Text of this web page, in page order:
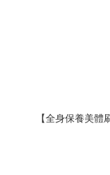
【全身保養美